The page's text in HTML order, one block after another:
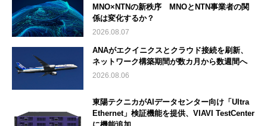
MNO×NTNの新秩序 MNOとNTN事業者の関
係は変化するか？
2026.08.07
ANAがエクイニクスとクラウド接続を刷新、
ネットワーク構築期間が数カ月から数週間へ
2026.08.06
東陽テクニカがAIデータセンター向け「Ultra
Ethernet」検証機能を提供、VIAVI TestCenter